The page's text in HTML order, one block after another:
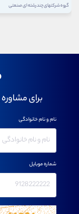
گروه شرکتهای چند رشته ای صنعتی
برای
نام و نام خانوادگی
شماره موبایل